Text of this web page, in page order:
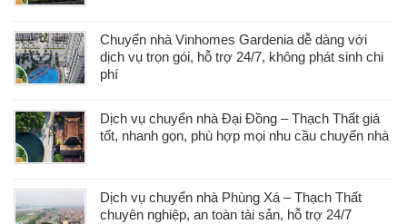
Chuyển nhà Vinhomes Gardenia dễ dàng với
dịch vụ trọn gói, hỗ trợ 24/7, không phát sinh chi
phí
Dịch vụ chuyển nhà Đại Đồng – Thạch Thất giá
tốt, nhanh gọn, phù hợp mọi nhu cầu chuyển nhà
Dịch vụ chuyển nhà Phùng Xá – Thạch Thất
chuyên nghiệp, an toàn tài sản, hỗ trợ 24/7